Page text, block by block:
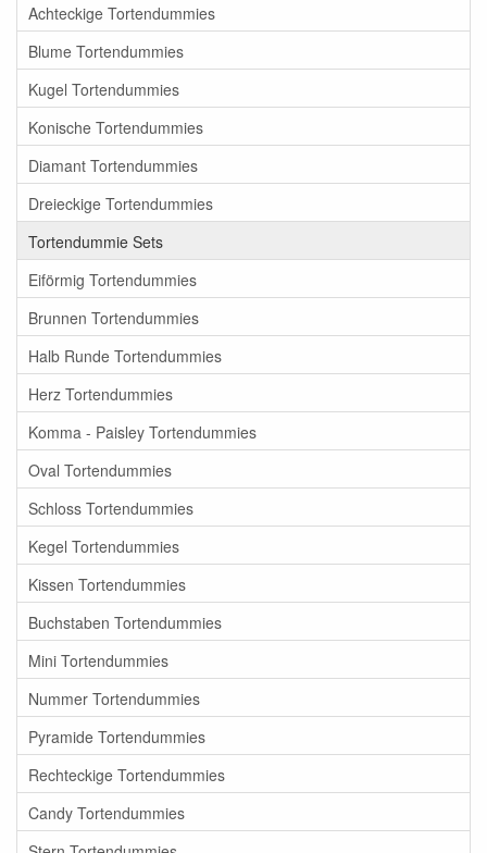
Achteckige Tortendummies
Blume Tortendummies
Kugel Tortendummies
Konische Tortendummies
Diamant Tortendummies
Dreieckige Tortendummies
Tortendummie Sets
Eiförmig Tortendummies
Brunnen Tortendummies
Halb Runde Tortendummies
Herz Tortendummies
Komma - Paisley Tortendummies
Oval Tortendummies
Schloss Tortendummies
Kegel Tortendummies
Kissen Tortendummies
Buchstaben Tortendummies
Mini Tortendummies
Nummer Tortendummies
Pyramide Tortendummies
Rechteckige Tortendummies
Candy Tortendummies